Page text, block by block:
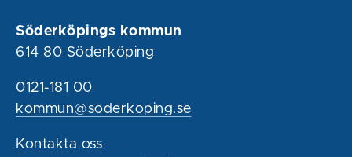
Söderköpings kommun
614 80 Söderköping
0121-181 00
kommun@soderkoping.se
Kontakta oss